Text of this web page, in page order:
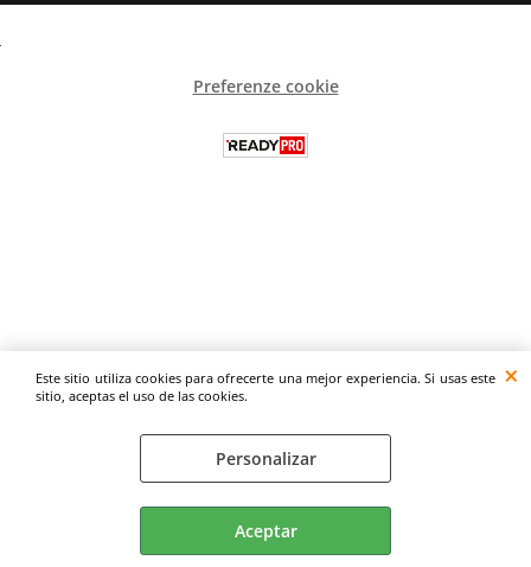
Este sitio utiliza cookies para ofrecerte una mejor experiencia. Si usas este
sitio, aceptas el uso de las cookies.
Personalizar
Aceptar
Preferenze cookie